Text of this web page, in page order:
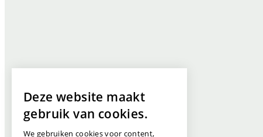
Deze website maakt
gebruik van cookies.
We gebruiken cookies voor content,